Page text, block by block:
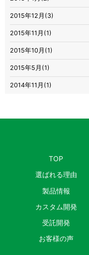
2015年12月(3)
2015年11月(1)
2015年10月(1)
2015年5月(1)
2014年11月(1)
TOP
選ばれる理由
製品情報
カスタム開発
受託開発
お客様の声